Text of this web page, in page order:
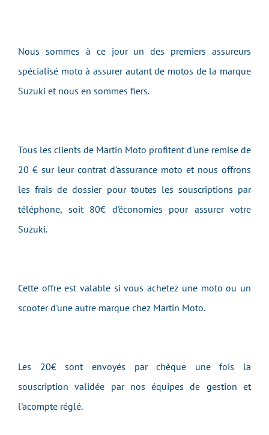
Nous sommes à ce jour un des premiers assureurs
spécialisé moto à assurer autant de motos de la marque
Suzuki et nous en sommes fiers.
Tous les clients de Martin Moto profitent d'une remise de
20 € sur leur contrat d'assurance moto et nous offrons
les frais de dossier pour toutes les souscriptions par
téléphone, soit 80€ d'économies pour assurer votre
Suzuki.
Cette offre est valable si vous achetez une moto ou un
scooter d'une autre marque chez Martin Moto.
Les 20€ sont envoyés par chèque une fois la
souscription validée par nos équipes de gestion et
l'acompte réglé.